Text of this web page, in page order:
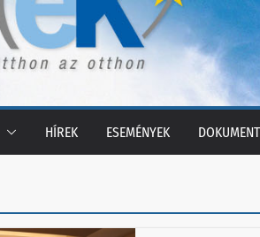
HÍREK ESEMÉNYEK